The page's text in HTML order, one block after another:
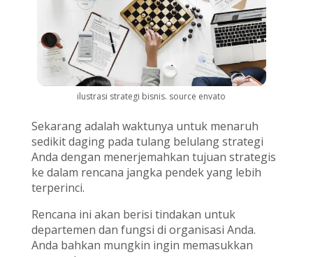
ilustrasi strategi bisnis. source envato
Sekarang adalah waktunya untuk menaruh
sedikit daging pada tulang belulang strategi
Anda dengan menerjemahkan tujuan strategis
ke dalam rencana jangka pendek yang lebih
terperinci.
Rencana ini akan berisi tindakan untuk
departemen dan fungsi di organisasi Anda.
Anda bahkan mungkin ingin memasukkan